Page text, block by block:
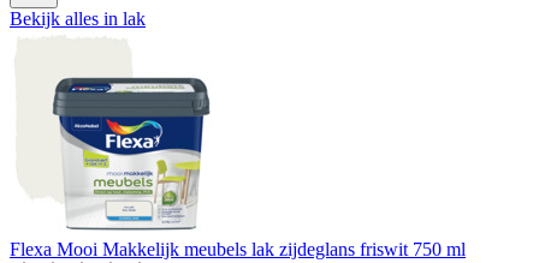
Bekijk alles in lak
Flexa Mooi Makkelijk meubels lak zijdeglans friswit 750 ml